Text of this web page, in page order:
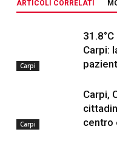
ARTICOLI CORRELATI
Carpi
Carpi:
Carpi
Carpi,
centro